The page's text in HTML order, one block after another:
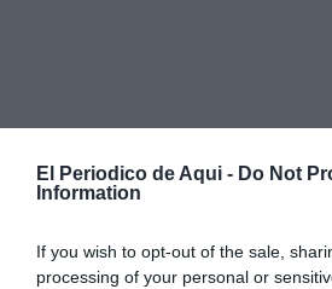
El Periodico de Aqui - Do Not
Information
If you wish to opt-out of the sale,
processing of your personal or
La regulación no solo es una
también un elemento clave para